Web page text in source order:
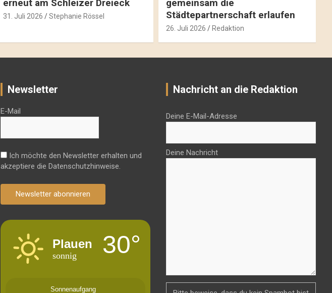
erneut am Schleizer Dreieck
31. Juli 2026 Stephanie Rössel
gemeinsam die
Städtepartnerschaft erlaufen
26. Juli 2026 Redaktion
Newsletter
E-Mail
Ich möchte den Newsletter erhalten und
akzeptiere die Datenschutzhinweise.
Newsletter abonnieren
Plauen
sonnig 30°
Sonnenaufgang
Nachricht an die Redaktion
Deine E-Mail-Adresse
Deine Nachricht